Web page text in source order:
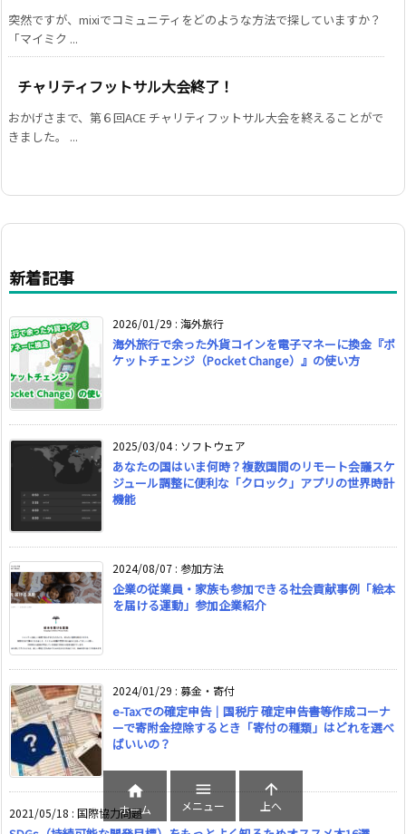
突然ですが、mixiでコミュニティをどのような方法で探していますか？
「マイミク ...
チャリティフットサル大会終了！
おかげさまで、第６回ACE チャリティフットサル大会を終えることがで
きました。 ...
新着記事
2026/01/29 : 海外旅行
海外旅行で余った外貨コインを電子マネーに換金『ポ
ケットチェンジ（Pocket Change）』の使い方
2025/03/04: ソフトウェア
あなたの国はいま何時？複数国間のリモート会議スケ
ジュール調整に便利な「クロック」アプリの世界時計
機能
2024/08/07 : 参加方法
企業の従業員・家族も参加できる社会貢献事例「絵本
を届ける運動」参加企業紹介
2024/01/29 : 募金・寄付
e-Taxでの確定申告｜国税庁 確定申告書等作成コーナ
ーで寄附金控除するとき「寄付の種類」はどれを選べ
ばいいの？
2021/05/18 : 国際協力問題

ホーム

メニュー

上へ